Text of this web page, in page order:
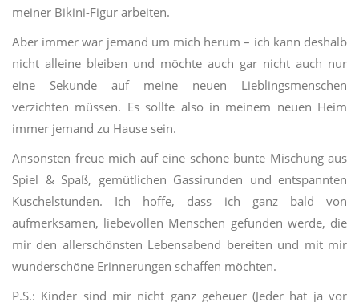
meiner Bikini-Figur arbeiten.
Aber immer war jemand um mich herum – ich kann deshalb
nicht alleine bleiben und möchte auch gar nicht auch nur
eine Sekunde auf meine neuen Lieblingsmenschen
verzichten müssen. Es sollte also in meinem neuen Heim
immer jemand zu Hause sein.
Ansonsten freue mich auf eine schöne bunte Mischung aus
Spiel & Spaß, gemütlichen Gassirunden und entspannten
Kuschelstunden. Ich hoffe, dass ich ganz bald von
aufmerksamen, liebevollen Menschen gefunden werde, die
mir den allerschönsten Lebensabend bereiten und mit mir
wunderschöne Erinnerungen schaffen möchten.
P.S.: Kinder sind mir nicht ganz geheuer (Jeder hat ja vor